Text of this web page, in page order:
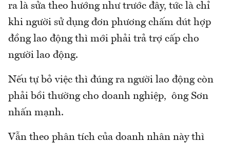
ra là sửa theo hướng như trước đây, tức là chỉ
khi người sử dụng đơn phương chấm dút hợp
đồng lao động thì mới phải trả trợ cấp cho
người lao động.
Nếu tự bỏ việc thì đúng ra người lao động còn
phải bồi thường cho doanh nghiệp, ông Sơn
nhấn mạnh.
Vẫn theo phân tích của doanh nhân này thì